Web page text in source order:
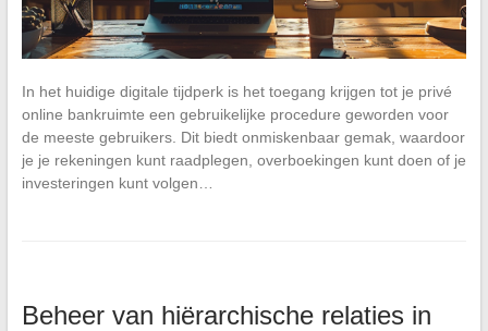
In het huidige digitale tijdperk is het toegang krijgen tot je privé
online bankruimte een gebruikelijke procedure geworden voor
de meeste gebruikers. Dit biedt onmiskenbaar gemak, waardoor
je je rekeningen kunt raadplegen, overboekingen kunt doen of je
investeringen kunt volgen…
Beheer van hiërarchische relaties in